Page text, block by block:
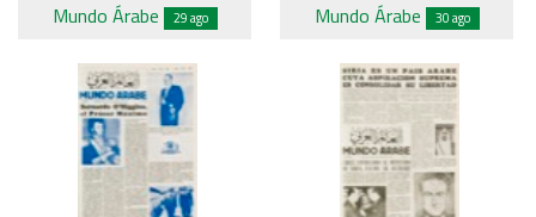
Mundo Árabe 29 ago Mundo Árabe 30 ago